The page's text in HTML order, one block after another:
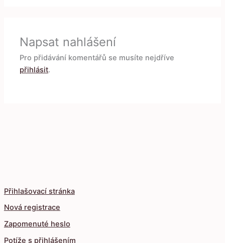
Přihlašovací stránka
Nová registrace
Zapomenuté heslo
Potíže s přihlášením
Napsat nahlášení
Pro přidávání komentářů se musíte nejdříve
přihlásit.